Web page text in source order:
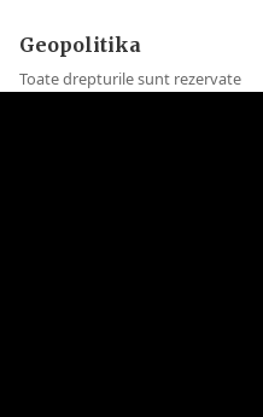
Geopolitika
Toate drepturile sunt rezervate